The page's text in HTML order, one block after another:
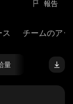
報告
ス チームのア
量